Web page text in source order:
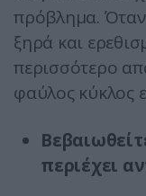
πρόβλημα. Όταν
ξηρά και
περισσότερο
φαύλος κύκλος
περιέχει